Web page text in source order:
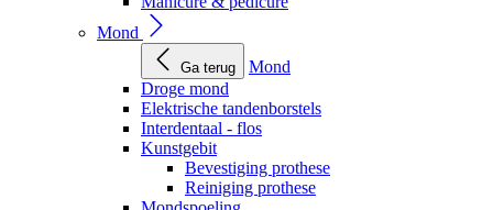
Mond
Ga terug
Mond
Droge mond
Elektrische tandenborstels
Interdentaal - flos
Kunstgebit
Bevestiging prothese
Reiniging prothese